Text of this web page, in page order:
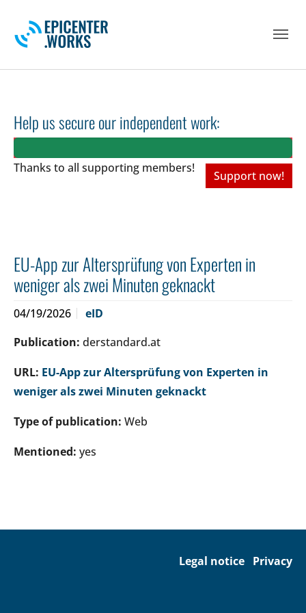
Help us secure our independent work:
Thanks to all supporting members!
Support now!
EU-App zur Altersprüfung von Experten in
weniger als zwei Minuten geknackt
04/19/2026
eID
Publication: derstandard.at
URL: EU-App zur Altersprüfung von Experten in
weniger als zwei Minuten geknackt
Type of publication: Web
Mentioned: yes
Legal notice Privacy